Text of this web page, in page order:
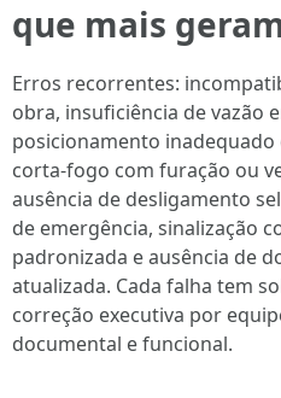
que mais
Erros recorrentes:
obra, insuficiência de vazão
posicionamento
corta‑fogo com furação ou
ausência de desligamento
de emergência, sinalização
padronizada e ausência de
atualizada. Cada falha tem
correção executiva por
documental e funcional.